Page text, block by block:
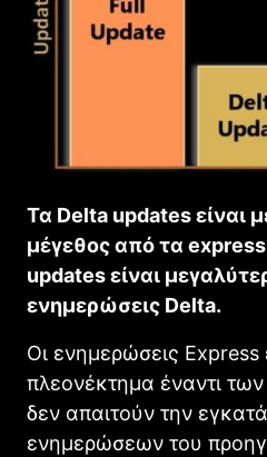
Τα Delta updates είναι
μέγεθος από τα
updates είναι
ενημερώσεις Delta.
Οι ενημερώσεις
πλεονέκτημα έναντι
δεν απαιτούν την
ενημερώσεων του